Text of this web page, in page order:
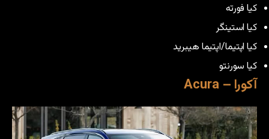
کیا فورته
کیا استینگر
کیا اپتیما/اپتیما هیبرید
کیا سورنتو
آکورا – Acura